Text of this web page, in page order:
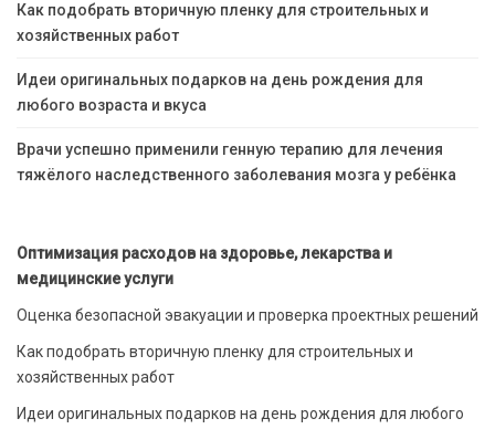
Как подобрать вторичную пленку для строительных и
хозяйственных работ
Идеи оригинальных подарков на день рождения для
любого возраста и вкуса
Врачи успешно применили генную терапию для лечения
тяжёлого наследственного заболевания мозга у ребёнка
Оптимизация расходов на здоровье, лекарства и
медицинские услуги
Оценка безопасной эвакуации и проверка проектных решений
Как подобрать вторичную пленку для строительных и
хозяйственных работ
Идеи оригинальных подарков на день рождения для любого